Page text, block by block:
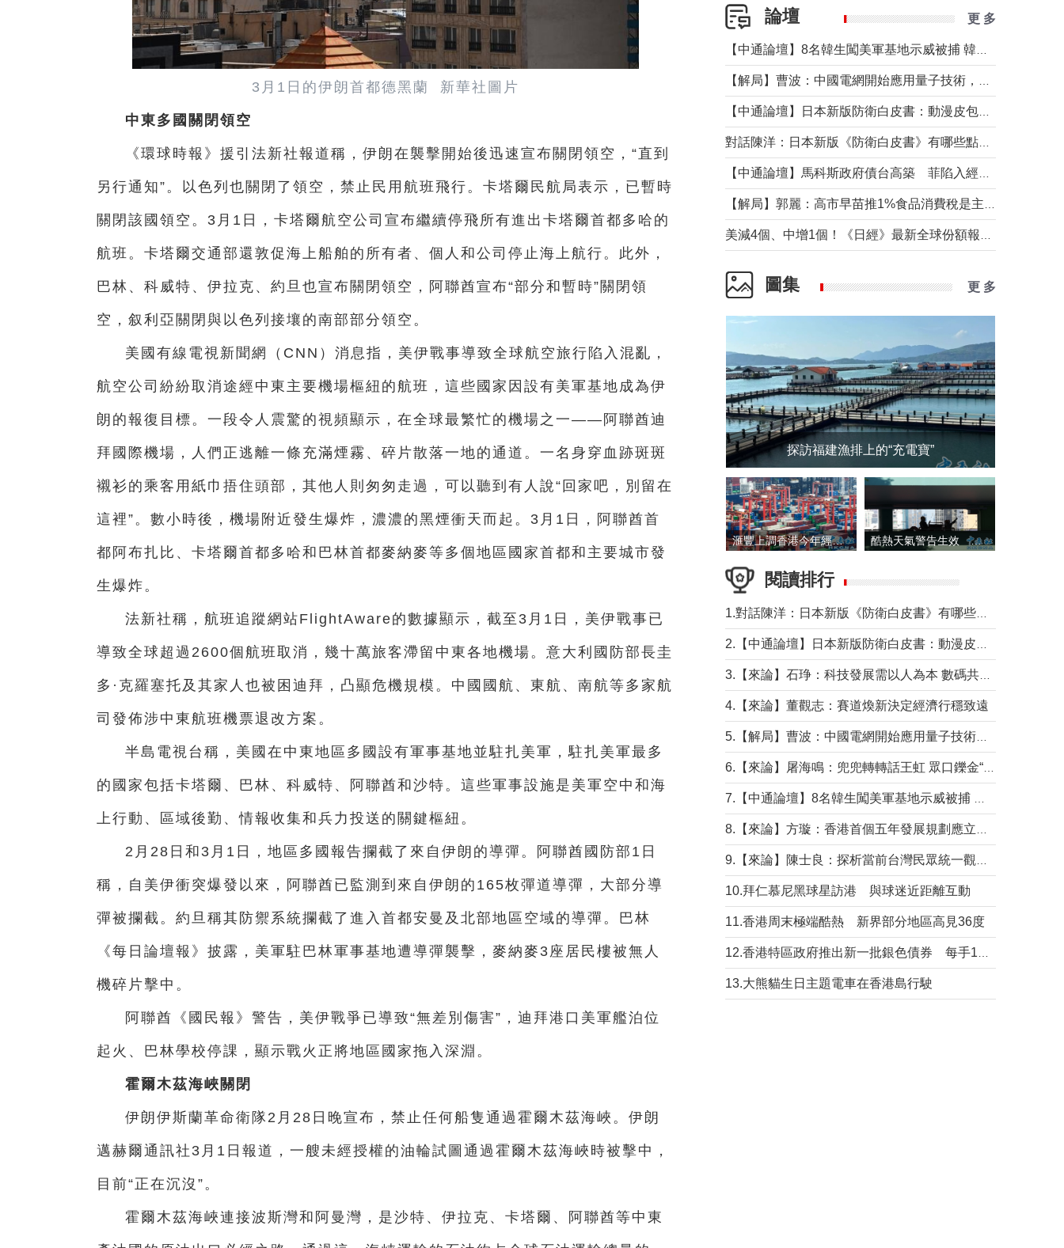
3月1日的伊朗首都德黑蘭 新華社圖片
中東多國關閉領空
《環球時報》援引法新社報道稱，伊朗在襲擊開始後迅速宣布關閉領空，“直到
另行通知”。以色列也關閉了領空，禁止民用航班飛行。卡塔爾民航局表示，已暫時
關閉該國領空。3月1日，卡塔爾航空公司宣布繼續停飛所有進出卡塔爾首都多哈的
航班。卡塔爾交通部還敦促海上船舶的所有者、個人和公司停止海上航行。此外，
巴林、科威特、伊拉克、約旦也宣布關閉領空，阿聯酋宣布“部分和暫時”關閉領
空，叙利亞關閉與以色列接壤的南部部分領空。
美國有線電視新聞網（CNN）消息指，美伊戰事導致全球航空旅行陷入混亂，
航空公司紛紛取消途經中東主要機場樞紐的航班，這些國家因設有美軍基地成為伊
朗的報復目標。一段令人震驚的視頻顯示，在全球最繁忙的機場之一——阿聯酋迪
拜國際機場，人們正逃離一條充滿煙霧、碎片散落一地的通道。一名身穿血跡斑斑
襯衫的乘客用紙巾捂住頭部，其他人則匆匆走過，可以聽到有人說“回家吧，別留在
這裡”。數小時後，機場附近發生爆炸，濃濃的黑煙衝天而起。3月1日，阿聯酋首
都阿布扎比、卡塔爾首都多哈和巴林首都麥納麥等多個地區國家首都和主要城市發
生爆炸。
法新社稱，航班追蹤網站FlightAware的數據顯示，截至3月1日，美伊戰事已
導致全球超過2600個航班取消，幾十萬旅客滯留中東各地機場。意大利國防部長圭
多·克羅塞托及其家人也被困迪拜，凸顯危機規模。中國國航、東航、南航等多家航
司發佈涉中東航班機票退改方案。
半島電視台稱，美國在中東地區多國設有軍事基地並駐扎美軍，駐扎美軍最多
的國家包括卡塔爾、巴林、科威特、阿聯酋和沙特。這些軍事設施是美軍空中和海
上行動、區域後勤、情報收集和兵力投送的關鍵樞紐。
2月28日和3月1日，地區多國報告攔截了來自伊朗的導彈。阿聯酋國防部1日
稱，自美伊衝突爆發以來，阿聯酋已監測到來自伊朗的165枚彈道導彈，大部分導
彈被攔截。約旦稱其防禦系統攔截了進入首都安曼及北部地區空域的導彈。巴林
《每日論壇報》披露，美軍駐巴林軍事基地遭導彈襲擊，麥納麥3座居民樓被無人
機碎片擊中。
阿聯酋《國民報》警告，美伊戰爭已導致“無差別傷害”，迪拜港口美軍艦泊位
起火、巴林學校停課，顯示戰火正將地區國家拖入深淵。
霍爾木茲海峽關閉
伊朗伊斯蘭革命衛隊2月28日晚宣布，禁止任何船隻通過霍爾木茲海峽。伊朗
邁赫爾通訊社3月1日報道，一艘未經授權的油輪試圖通過霍爾木茲海峽時被擊中，
目前“正在沉沒”。
霍爾木茲海峽連接波斯灣和阿曼灣，是沙特、伊拉克、卡塔爾、阿聯酋等中東
論壇 更 多
圖集 更 多
探訪福建漁排上的“充電寶”
滙豐上調香港今年經濟增長預測至4.5% 酷熱天氣警告生效 本港高溫持續至下周
閱讀排行
4.【來論】董觀志：賽道煥新決定經濟行穩致遠
10.拜仁慕尼黑球星訪港 與球迷近距離互動
11.香港周末極端酷熱 新界部分地區高見36度
13.大熊貓生日主題電車在香港島行駛